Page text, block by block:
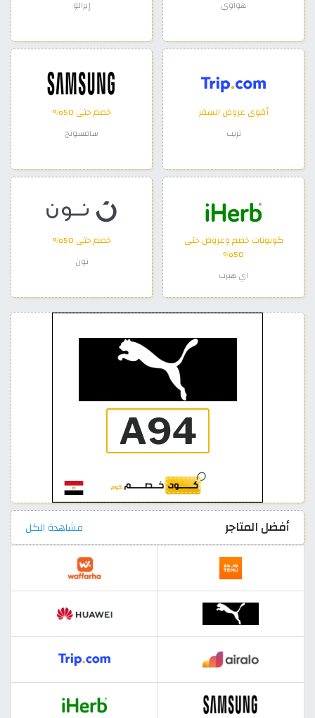
هواوي إيرالو
أقوى عروض السفر
تريب
خصم حتى 50%
سامسونج
كوبونات خصم وعروض حتى
50%
اي هيرب
خصم حتى 50%
نون
أفضل المتاجر مشاهدة الكل